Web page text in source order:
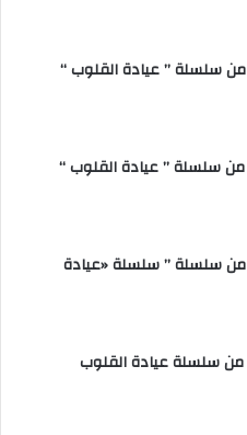
المقال رقم 5 من سلسلة ” سلسلة «عيادة